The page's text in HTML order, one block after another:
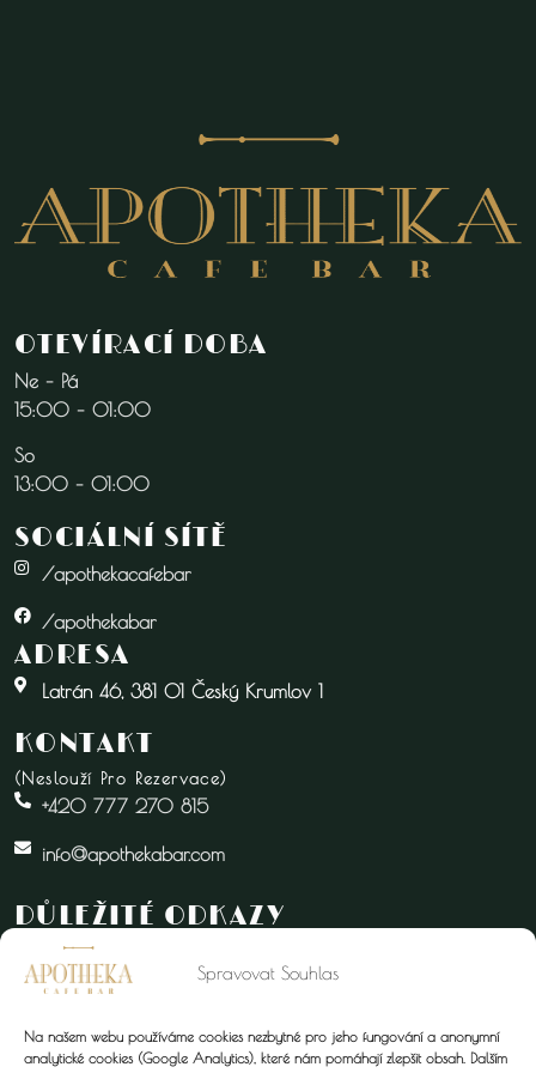
Spravovat Souhlas
Na našem webu používáme cookies nezbytné pro jeho fungování a anonymní
analytické cookies (Google Analytics), které nám pomáhají zlepšit obsah. Dalším
OTEVÍRACÍ DOBA
Ne – Pá
15:00 – 01:00
So
13:00 – 01:00
SOCIÁLNÍ SÍTĚ
/apothekacafebar
/apothekabar
ADRESA
Latrán 46, 381 01 Český Krumlov 1
KONTAKT
(neslouží Pro Rezervace)
+420 777 270 815
info@apothekabar.com
DŮLEŽITÉ ODKAZY
Cookies
Zásady o ochraně osobních údajů